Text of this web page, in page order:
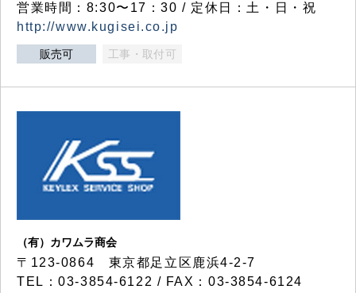
営業時間：8:30〜17：30 / 定休日：土・日・祝
http://www.kugisei.co.jp
販売可 工事・取付可
（有）カワムラ商会
〒123-0864 東京都足立区鹿浜4-2-7
TEL：03-3854-6122 / FAX：03-3854-6124